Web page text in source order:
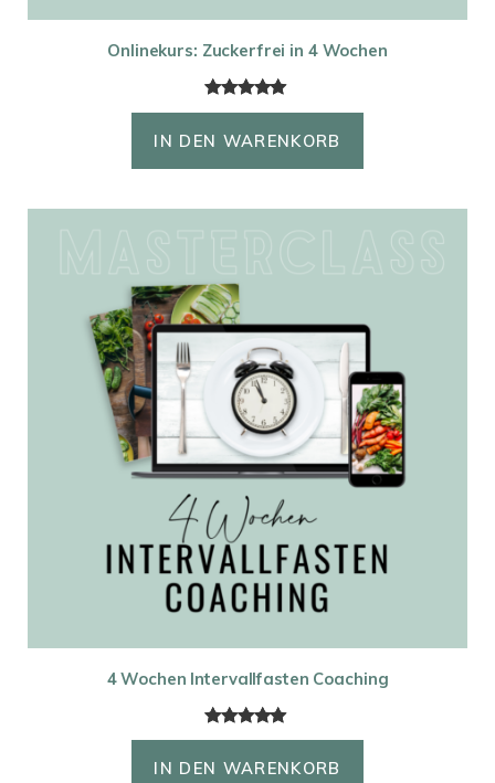
Onlinekurs: Zuckerfrei in 4 Wochen
Bewertet
mit5.00
auf
10
Kundenbew
IN DEN WARENKORB
4 Wochen Intervallfasten Coaching
Bewertet
mit5.00
3
IN DEN WARENKORB